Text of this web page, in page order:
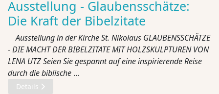
Ausstellung - Glaubensschätze:
Die Kraft der Bibelzitate
Ausstellung in der Kirche St. Nikolaus GLAUBENSSCHÄTZE
- DIE MACHT DER BIBELZITATE MIT HOLZSKULPTUREN VON
LENA UTZ Seien Sie gespannt auf eine inspirierende Reise
durch die biblische ...
Details